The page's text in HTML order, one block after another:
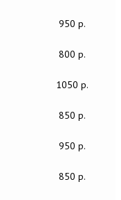
950 р.
800 р.
1050 р.
850 р.
950 р.
850 р.